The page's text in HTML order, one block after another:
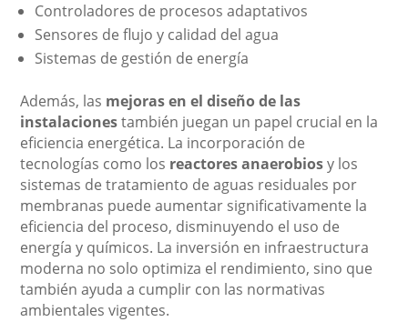
Controladores de procesos adaptativos
Sensores de flujo y calidad del agua
Sistemas de gestión de energía
Además, las mejoras en el diseño de las
instalacionestambién juegan un papel crucial en la
eficiencia energética. La incorporación de
tecnologías como los reactores anaerobiosy los
sistemas de tratamiento de aguas residuales por
membranas puede aumentar significativamente la
eficiencia del proceso, disminuyendo el uso de
energía y químicos. La inversión en infraestructura
moderna no solo optimiza el rendimiento, sino que
también ayuda a cumplir con las normativas
ambientales vigentes.